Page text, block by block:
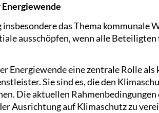
das Thema kommunale
ausschöpfen, wenn alle
Energiewende eine zentrale Rolle
Sie sind es, die den
Die aktuellen
Ausrichtung auf Klimaschutz zu